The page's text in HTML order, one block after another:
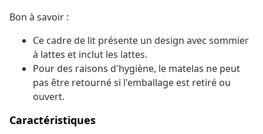
Bon à savoir :
Ce cadre de lit présente un design avec sommier
à lattes et inclut les lattes.
Pour des raisons d'hygiène, le matelas ne peut
pas être retourné si l'emballage est retiré ou
ouvert.
Caractéristiques